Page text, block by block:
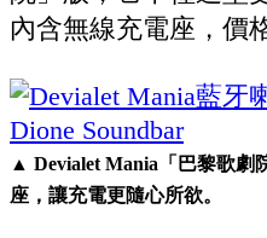
內含無線充電座，價
▲ Devialet Mania「巴黎歌劇
座，讓充電更隨心所欲。